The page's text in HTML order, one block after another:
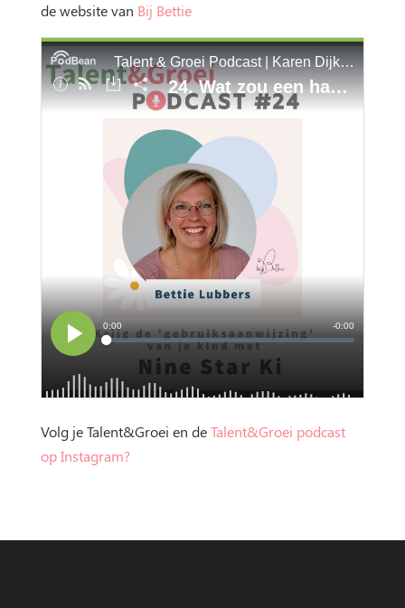
de website van Bij Bettie
Volg je Talent&Groei en deTalent&Groei podcast
op Instagram?